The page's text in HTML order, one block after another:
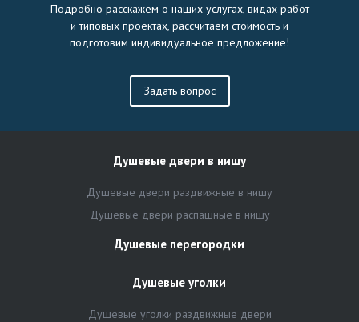
Подробно расскажем о наших услугах, видах работ
и типовых проектах, рассчитаем стоимость и
подготовим индивидуальное предложение!
Задать вопрос
Душевые двери в нишу
Душевые двери раздвижные в нишу
Душевые двери распашные в нишу
Душевые перегородки
Душевые уголки
Душевые уголки раздвижные двери